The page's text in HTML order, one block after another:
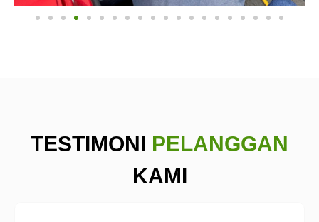
TESTIMONI PELANGGAN
KAMI